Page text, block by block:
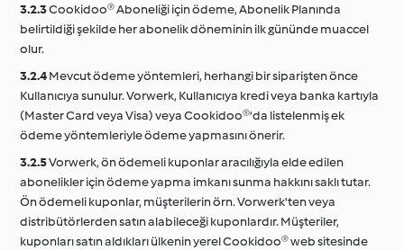
3.2.3Cookidoo® Aboneliği için ödeme, Abonelik Planında
belirtildiği şekilde her abonelik döneminin ilk gününde muaccel
olur.
3.2.4Mevcut ödeme yöntemleri, herhangi bir siparişten önce
Kullanıcıya sunulur. Vorwerk, Kullanıcıya kredi veya banka kartıyla
(Master Card veya Visa) veya Cookidoo®'da listelenmiş ek
ödeme yöntemleriyle ödeme yapmasını önerir.
3.2.5Vorwerk, ön ödemeli kuponlar aracılığıyla elde edilen
abonelikler için ödeme yapma imkanı sunma hakkını saklı tutar.
Ön ödemeli kuponlar, müşterilerin örn. Vorwerk'ten veya
distribütörlerden satın alabileceği kuponlardır. Müşteriler,
kuponları satın aldıkları ülkenin yerel Cookidoo® web sitesinde